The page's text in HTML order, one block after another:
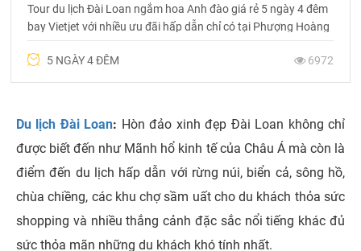
Tour du lịch Đài Loan ngắm hoa Anh đào giá rẻ 5 ngày 4 đêm
bay Vietjet với nhiều ưu đãi hấp dẫn chỉ có tại Phượng Hoàng
5 NGÀY 4 ĐÊM
6972
Du lịch Đài Loan: Hòn đảo xinh đẹp Đài Loan không chỉ
được biết đến như Mãnh hổ kinh tế của Châu Á mà còn là
điểm đến du lịch hấp dẫn với rừng núi, biển cả, sông hồ,
chùa chiềng, các khu chợ sầm uất cho du khách thỏa sức
shopping và nhiều thắng cảnh đặc sắc nổi tiếng khác đủ
sức thỏa mãn những du khách khó tính nhất.